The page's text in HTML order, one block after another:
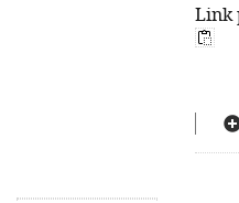
Link